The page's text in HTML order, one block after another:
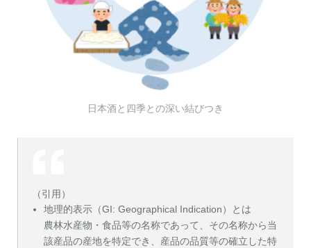
日本酒と四季との深い結びつき
（引用）
地理的表示（GI: Geographical Indication）とは
農林水産物・食品等の名称であって、その名称から当
該産品の産地を特定でき、産品の品質等の確立した特